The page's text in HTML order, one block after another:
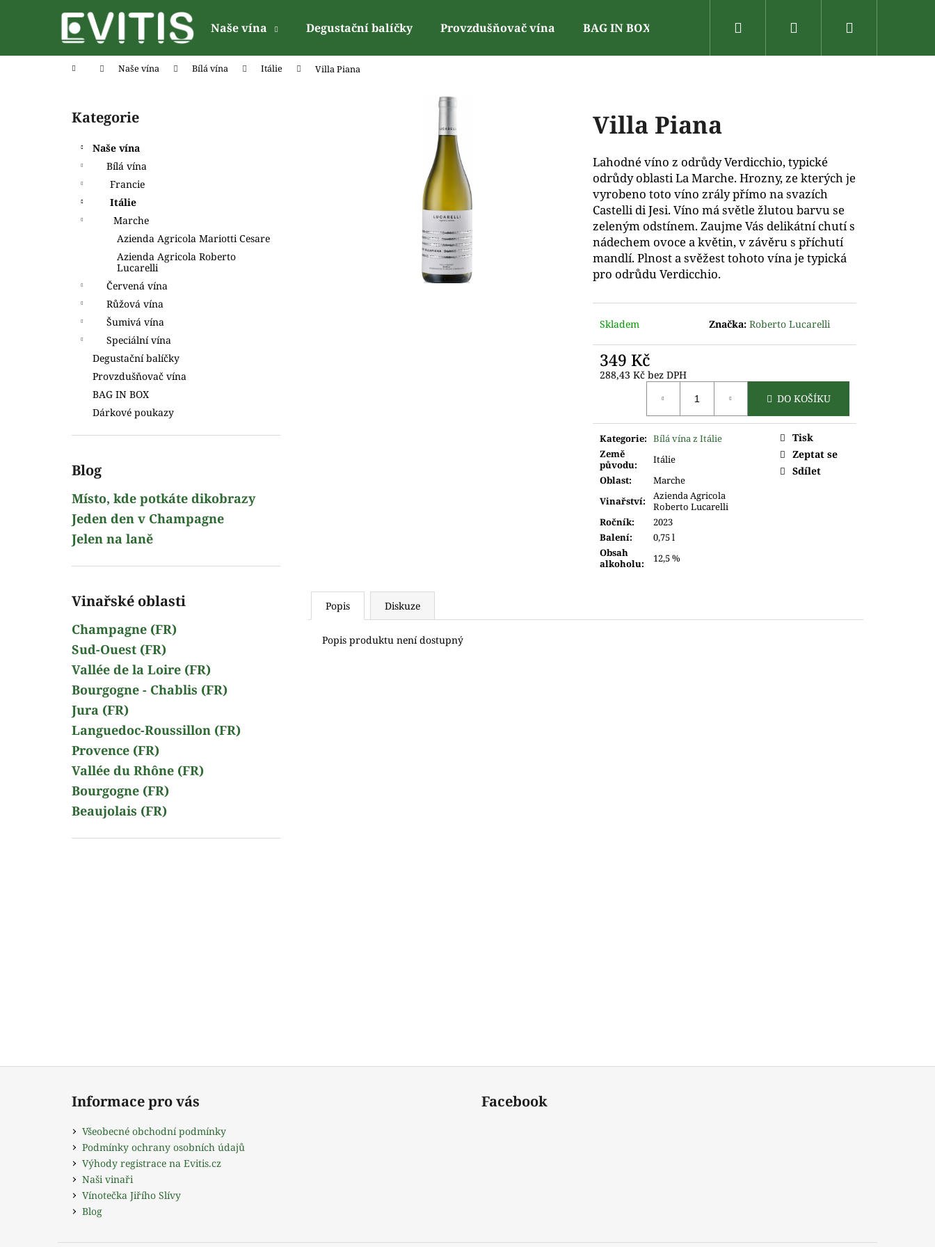
Naše vína Degustační balíčky Provzdušňovač vína BAG IN BOX Dárkové poukazy Vinařské oblasti
Přihlášení
Domů Naše vína Bílá vína Itálie Villa Piana
Přeskočit
kategorie
Kategorie
Naše vína
Bílá vína
Francie
Itálie
Marche
Azienda Agricola Mariotti Cesare
Azienda Agricola Roberto
Lucarelli
Červená vína
Růžová vína
Šumivá vína
Speciální vína
Degustační balíčky
Provzdušňovač vína
BAG IN BOX
Dárkové poukazy
Blog
Místo, kde potkáte dikobrazy
Jeden den v Champagne
Jelen na laně
Vinařské oblasti
Champagne (FR)
Sud-Ouest (FR)
Vallée de la Loire (FR)
Bourgogne - Chablis (FR)
Jura (FR)
Languedoc-Roussillon (FR)
Provence (FR)
Vallée du Rhône (FR)
Bourgogne (FR)
Beaujolais (FR)
Villa Piana
Lahodné víno z odrůdy Verdicchio, typické
odrůdy oblasti La Marche. Hrozny, ze kterých je
vyrobeno toto víno zrály přímo na svazích
Castelli di Jesi. Víno má světle žlutou barvu se
zeleným odstínem. Zaujme Vás delikátní chutí s
nádechem ovoce a květin, v závěru s příchutí
mandlí. Plnost a svěžest tohoto vína je typická
pro odrůdu Verdicchio.
Skladem Značka: Roberto Lucarelli
349 Kč
288,43 Kč bez DPH
DO KOŠÍKU
Kategorie: Bílá vína z Itálie
Země
původu:
Itálie
Oblast:
Marche
Vinařství:
Azienda Agricola
Roberto Lucarelli
Ročník:
2023
Balení:
0,75 l
Obsah
alkoholu: 12,5 %
Tisk
Zeptat se
Sdílet
Popis Diskuze
Popis produktu není dostupný
í
Zpět
do
Zpět
do
Co potřebujete najít?
Doporučujeme
Z
Informace pro vás
Všeobecné obchodní podmínky
Podmínky ochrany osobních údajů
Výhody registrace na Evitis.cz
Naši vinaři
Vínotečka Jiřího Slívy
Blog
Facebook